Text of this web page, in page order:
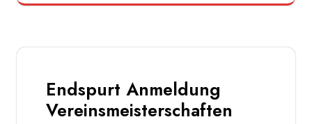
Endspurt Anmeldung
Vereinsmeisterschaften